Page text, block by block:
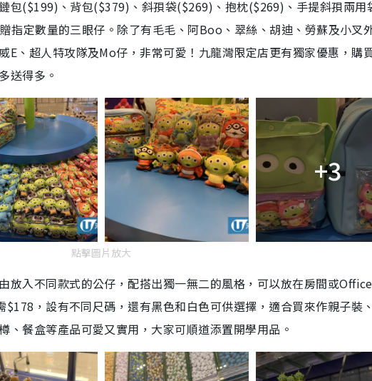
包($199)、背包($379)、斜孭袋($269)、抱枕($269)、手提斜孭兩用
指定數量的三眼仔。除了有毛毛、阿Boo、翠絲、胡迪、勞蘇及小叉
E、超人特攻隊及Mo仔，非常可愛！九龍灣限定店更有獨家優惠，購
送得多。
+3
點擊圖片放大
放入不同款式的公仔，配搭出獨一無二的風格，可以放在房間或
，設有不同尺碼，還有黑色和白色可供選擇，適合買來作親子裝
、餐盒等產品可愛又實用，大家可順道添置開學用品。